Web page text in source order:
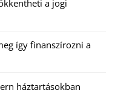
a jogi
így finanszírozni a
háztartásokban